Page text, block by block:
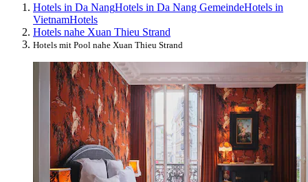
Hotels in Da NangHotels in Da Nang GemeindeHotels in
VietnamHotels
Hotels nahe Xuan Thieu Strand
Hotels mit Pool nahe Xuan Thieu Strand